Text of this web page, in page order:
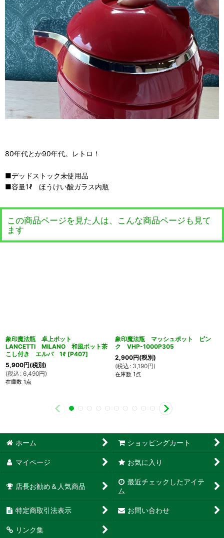
80年代とか90年代。レトロ！
■デッドストック未使用品
■容量1ℓ ほうけい酸ガラス内瓶
この商品ページを見た人は、こんな商品ページも見て
ます
象印魔法瓶 卓上ポット
LANCETTI MILANO 和風ポット茶
こし付き エルバ 1ℓ [P407]
5,900円(税別)
(税込 : 6,490円)
在庫数 1点
象印魔法瓶 マッシュポット ピン
ク VHP-1000P305
2,900円(税別)
(税込 : 3,190円)
在庫数 1点
ホーム ショッピングカート
マイページ お気に入り
店長お勧め＆人気商品
最近チェックしたアイテ
ム
特定商取引法表示 お問い合わせ
リンク集